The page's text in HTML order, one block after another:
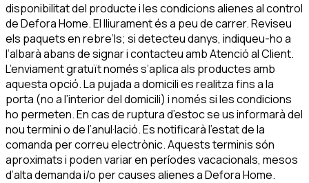
disponibilitat del producte i les condicions alienes al control
de Defora Home. El lliurament és a peu de carrer. Reviseu
els paquets en rebre’ls; si detecteu danys, indiqueu-ho a
l’albarà abans de signar i contacteu amb Atenció al Client.
L’enviament gratuït només s’aplica als productes amb
aquesta opció. La pujada a domicili es realitza fins a la
porta (no a l’interior del domicili) i només si les condicions
ho permeten. En cas de ruptura d’estoc se us informarà del
nou termini o de l’anul·lació. Es notificarà l’estat de la
comanda per correu electrònic. Aquests terminis són
aproximats i poden variar en períodes vacacionals, mesos
d’alta demanda i/o per causes alienes a Defora Home.